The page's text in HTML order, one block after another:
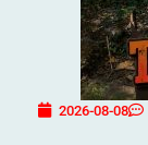
2026-08-08